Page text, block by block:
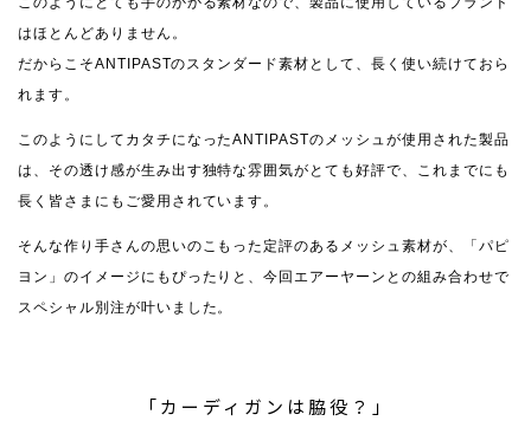
はほとんどありません。
だからこそANTIPASTのスタンダード素材として、長く使い続けておら
れます。
このようにしてカタチになったANTIPASTのメッシュが使用された製品
は、その透け感が生み出す独特な雰囲気がとても好評で、これまでにも
長く皆さまにもご愛用されています。
そんな作り手さんの思いのこもった定評のあるメッシュ素材が、「パピ
ヨン」のイメージにもぴったりと、今回エアーヤーンとの組み合わせで
スペシャル別注が叶いました。
「カーディガンは脇役？」